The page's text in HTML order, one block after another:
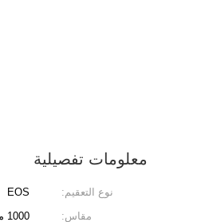
معلومات تفصيلية
نوع التعقيم: EOS
مقاس:
1000 مل ، 1500 مل ، 2000 مل ، 3000 مل